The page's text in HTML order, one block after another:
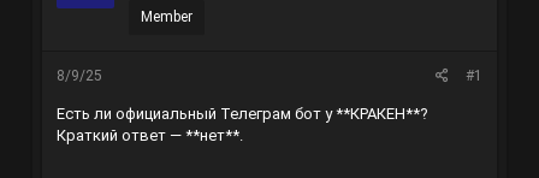
r
Member
8/9/25 #1
Есть ли официальный Телеграм бот у **КРАКЕН**?
Краткий ответ — **нет**.